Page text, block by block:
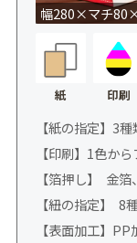
幅280×マチ
紙 印刷
【紙の指定】3
【印刷】1色か
【箔押し】 金
【紐の指定】 8
【表面加工】